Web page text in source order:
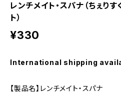
レンチメイト・スパナ（ちぇり
ト）
¥330
International shipping
【製品名】レンチメイト・スパナ